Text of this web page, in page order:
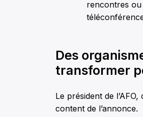
rencontres ou
Des
transformer
Le président de
content de l’annonce.